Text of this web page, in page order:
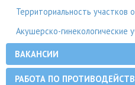
Территориальность участков
Акушерско-гинекологические
ВАКАНСИИ
РАБОТА ПО